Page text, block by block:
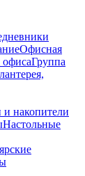
Офисная
Группа
и накопители
Настольные